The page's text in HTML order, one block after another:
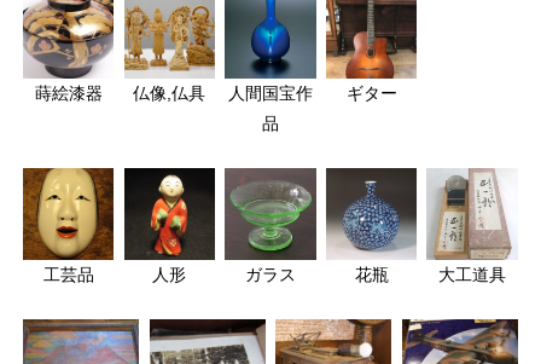
蒔絵漆器 仏像,仏具
人間国宝作
品
ギター
工芸品 人形 ガラス 花瓶 大工道具